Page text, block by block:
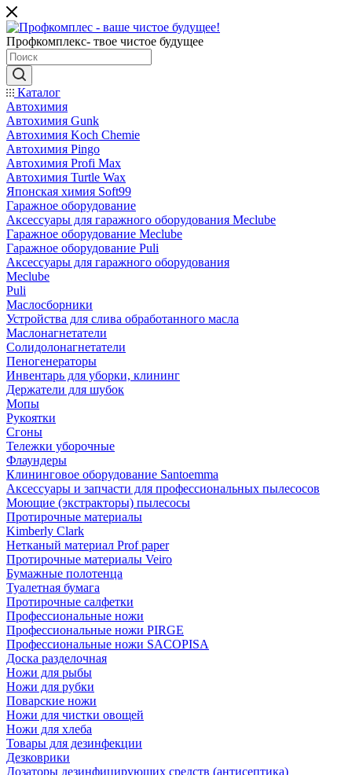
Профкомплекс- твое чистое будущее
Каталог
Автохимия
Автохимия Gunk
Автохимия Koch Chemie
Автохимия Pingo
Автохимия Profi Max
Автохимия Turtle Wax
Японская химия Soft99
Гаражное оборудование
Аксессуары для гаражного оборудования Meclube
Гаражное оборудование Meclube
Гаражное оборудование Puli
Аксессуары для гаражного оборудования
Meclube
Puli
Маслосборники
Устройства для слива обработанного масла
Маслонагнетатели
Солидолонагнетатели
Пеногенераторы
Инвентарь для уборки, клининг
Держатели для шубок
Мопы
Рукоятки
Сгоны
Тележки уборочные
Флаундеры
Клининговое оборудование Santoemma
Аксессуары и запчасти для профессиональных пылесосов
Моющие (экстракторы) пылесосы
Протирочные материалы
Kimberly Clark
Нетканый материал Prof paper
Протирочные материалы Veiro
Бумажные полотенца
Туалетная бумага
Протирочные салфетки
Профессиональные ножи
Профессиональные ножи PIRGE
Профессиональные ножи SACOPISA
Доска разделочная
Ножи для рыбы
Ножи для рубки
Поварские ножи
Ножи для чистки овощей
Ножи для хлеба
Товары для дезинфекции
Дезковрики
Дозаторы дезинфицирующих средств (антисептика)